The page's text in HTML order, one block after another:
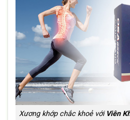
Xương khớp chắc khoẻ với Viên